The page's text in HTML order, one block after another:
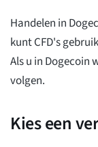
Handelen in
kunt CFD's
Als u in Dogecoin
volgen.
Kies een